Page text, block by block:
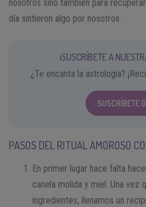
nosotros sino también para
día sintieron algo por nosotros.
¡SUSCRÍBETE A
¿Te encanta la astrología?
SUSCRÍBETE
PASOS DEL RITUAL AMOROSO
En primer lugar hace falta
canela molida y miel. Una vez
ingredientes, llenamos un